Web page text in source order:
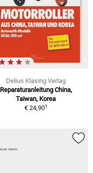
Delius Klasing Verlag
Reparaturanleitung China,
Taiwan, Korea
€ 24,901